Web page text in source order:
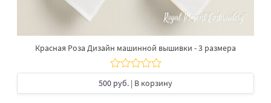
Красная Роза Дизайн машинной вышивки - 3 размера
500 руб. | В корзину